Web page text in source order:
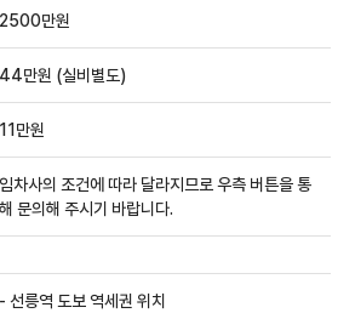
2500만원
44만원 (실비별도)
11만원
임차사의 조건에 따라 달라지므로 우측 버튼을 통
해 문의해 주시기 바랍니다.
- 선릉역 도보 역세권 위치